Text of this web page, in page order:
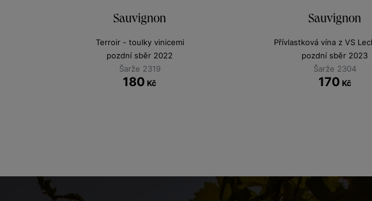
Sauvignon
Terroir - toulky vinicemi
pozdní sběr 2022
Šarže 2319
180 Kč
Sauvignon
Přívlastková vína z VS
pozdní sběr 2023
Šarže 2304
170 Kč